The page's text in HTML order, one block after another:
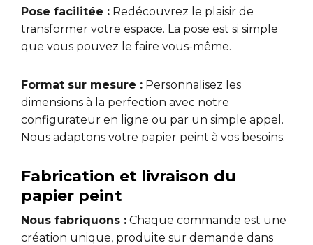
Pose facilitée : Redécouvrez le plaisir de
transformer votre espace. La pose est si simple
que vous pouvez le faire vous-même.
Format sur mesure : Personnalisez les
dimensions à la perfection avec notre
configurateur en ligne ou par un simple appel.
Nous adaptons votre papier peint à vos besoins.
Fabrication et livraison du
papier peint
Nous fabriquons : Chaque commande est une
création unique, produite sur demande dans